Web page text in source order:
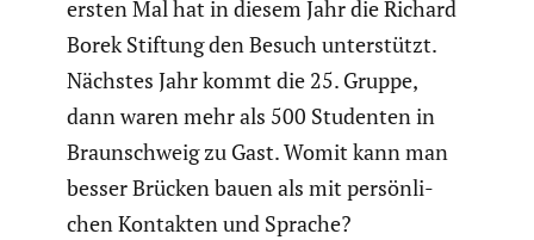
ersten Mal hat in diesem Jahr die Richard
Borek Stiftung den Besuch unter­stützt.
Nächstes Jahr kommt die 25. Gruppe,
dann waren mehr als 500 Studenten in
Braun­schweig zu Gast. Womit kann man
besser Brücken bauen als mit persön­li­
chen Kontakten und Sprache?